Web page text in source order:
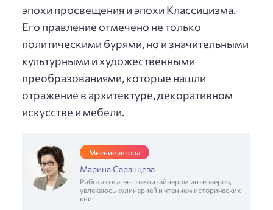
эпохи просвещения и эпохи Классицизма.
Его правление отмечено не только
политическими бурями, но и значительными
культурными и художественными
преобразованиями, которые нашли
отражение в архитектуре, декоративном
искусстве и мебели.
Мнение автора
Марина Саранцева
Работаю в агенстве дизайнером интерьеров,
увлекаюсь кулинарией и чтением исторических
книг